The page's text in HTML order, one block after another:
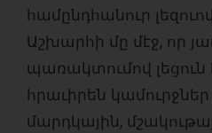
համընդհանուր
Աշխարհի մը մէջ, որ
պառակտումով լեցուն
հրաւիրեն կամուրջներ
մարդկային,